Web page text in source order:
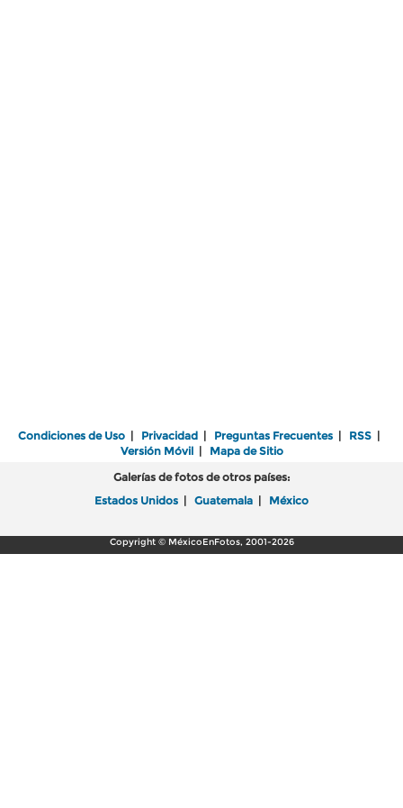
Condiciones de Uso | Privacidad | Preguntas Frecuentes | RSS |
Versión Móvil| Mapa de Sitio
Galerías de fotos de otros países:
Estados Unidos | Guatemala | México
Copyright © MéxicoEnFotos, 2001-2026